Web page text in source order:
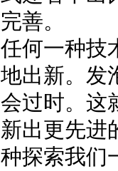
完善。
任何一种技
地出新。发
会过时。这
新出更先进
种探索我们